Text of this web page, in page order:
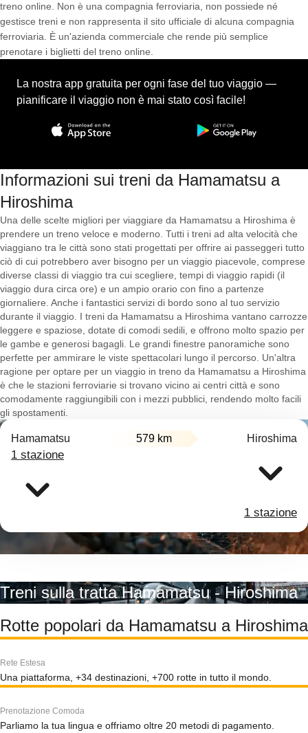
treno online. Non è una compagnia ferroviaria, non possiede né
gestisce treni e non rappresenta il sito ufficiale di alcuna compagnia
ferroviaria. È un'azienda commerciale che rende più semplice
prenotare i biglietti del treno online.
La nostra app gratuita per ogni fase del tuo viaggio —
pianificare il viaggio non è mai stato così facile!
Informazioni sui treni da Hamamatsu a
Hiroshima
Una delle scelte migliori per viaggiare da Hamamatsu a Hiroshima è
prendere un treno veloce e moderno. Tutti i treni ad alta velocità che
viaggiano tra le città sono stati progettati per offrire ai passeggeri tutto
ciò di cui potrebbero aver bisogno per un viaggio piacevole, comprese
diverse classi di viaggio tra cui scegliere, tempi di viaggio rapidi (il
viaggio dura circa ore) e un ampio orario con fino a partenze
giornaliere. Anche i fantastici servizi di bordo sono al tuo servizio
durante il viaggio. I treni da Hamamatsu a Hiroshima vantano carrozze
leggere e spaziose, dotate di comodi sedili, e offrono molto spazio per
le gambe e generosi bagagli. Le grandi finestre panoramiche sono
perfette per ammirare le viste spettacolari lungo il percorso. Un'altra
ragione per optare per un viaggio in treno da Hamamatsu a Hiroshima
è che le stazioni ferroviarie si trovano vicino ai centri città e sono
comodamente raggiungibili con i mezzi pubblici, rendendo molto facili
gli spostamenti.
Hamamatsu 579 km Hiroshima
1 stazione
1 stazione
Treni sulla tratta Hamamatsu - Hiroshima
Rotte popolari da Hamamatsu a Hiroshima
Rete Estesa
Una piattaforma, +34 destinazioni, +700 rotte in tutto il mondo.
Prenotazione Comoda
Parliamo la tua lingua e offriamo oltre 20 metodi di pagamento.